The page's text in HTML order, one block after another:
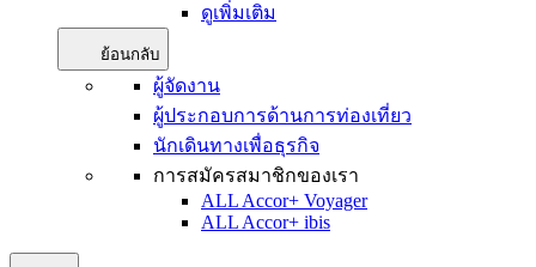
ดูเพิ่มเติม
ย้อนกลับ
ผู้จัดงาน
ผู้ประกอบการด้านการท่องเที่ยว
นักเดินทางเพื่อธุรกิจ
การสมัครสมาชิกของเรา
ALL Accor+ Voyager
ALL Accor+ ibis